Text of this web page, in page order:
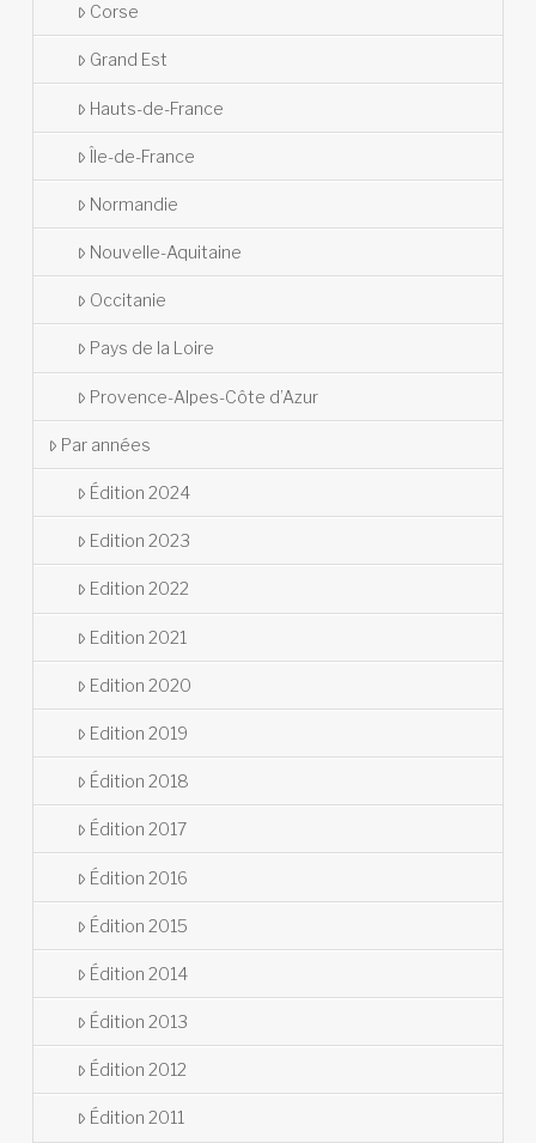
Corse
Grand Est
Hauts-de-France
Île-de-France
Normandie
Nouvelle-Aquitaine
Occitanie
Pays de la Loire
Provence-Alpes-Côte d’Azur
Par années
Édition 2024
Edition 2023
Edition 2022
Edition 2021
Edition 2020
Edition 2019
Édition 2018
Édition 2017
Édition 2016
Édition 2015
Édition 2014
Édition 2013
Édition 2012
Édition 2011